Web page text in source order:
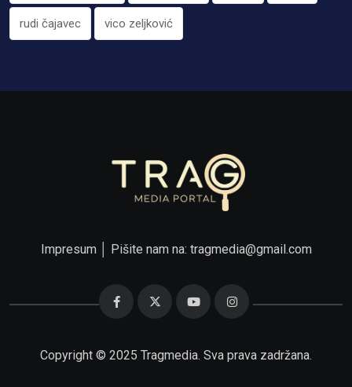
rudi čajavec vico zeljković
Impresum│ Pišite nam na: tragmedia@gmail.com
Copyright © 2025 Tragmedia. Sva prava zadržana.